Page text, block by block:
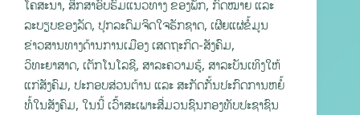
ໂຄສະນາ, ສຶກສາອົບຮົມແນວທາງ ຂອງພັກ, ກົດໝາຍ ແລະ
ລະບຽບຂອງລັດ, ປຸກລະດົມຈິດໃຈຮັກຊາດ, ເຜີຍແຜ່ຂໍ້ມູນ
ຂ່າວສານທາງດ້ານການເມືອງ ເສດຖະກິດ-ສັງຄົມ,
ວິທະຍາສາດ, ເຕັກໂນໂລຊີ, ສາລະຄວາມຮູ້, ສາລະບັນເທິງໃຫ້
ແກ່ສັງຄົມ, ປະກອບສ່ວນຕ້ານ ແລະ ສະກັດກັ້ນປະກົດການຫຍໍ້
ທໍ້ໃນສັງຄົມ, ໃນນີ້ ເວົ້າສະເພາະສື່ມວນຊົນກອງທັບປະຊາຊົນ